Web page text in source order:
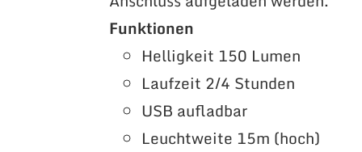
Funktionen
Helligkeit 150 Lumen
Laufzeit 2/4 Stunden
USB aufladbar
Leuchtweite 15m (hoch)